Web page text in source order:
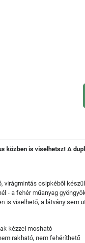
közben is viselhetsz! A
virágmintás csipkéből
- a fehér műanyag
is viselhető, a látvány sem
kézzel mosható
rakható, nem fehéríthető